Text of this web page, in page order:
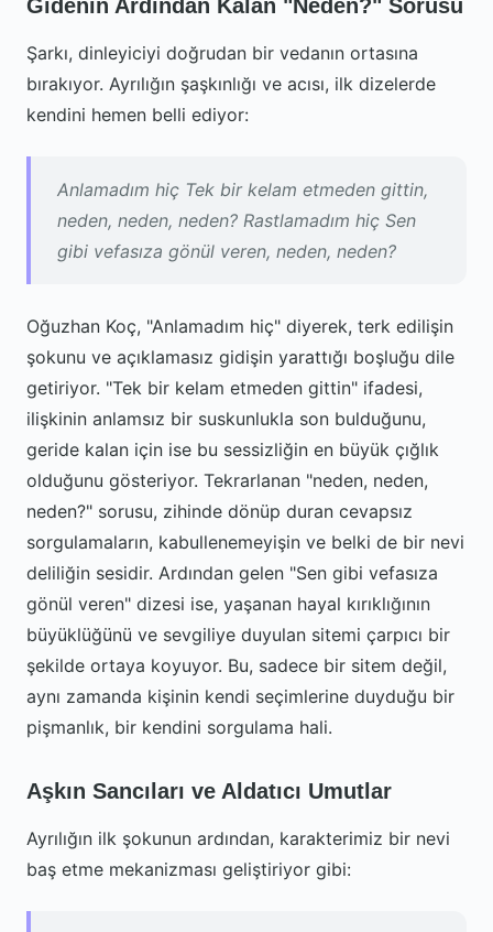
Gidenin Ardından Kalan "Neden?" Sorusu
Şarkı, dinleyiciyi doğrudan bir vedanın ortasına
bırakıyor. Ayrılığın şaşkınlığı ve acısı, ilk dizelerde
kendini hemen belli ediyor:
Anlamadım hiç Tek bir kelam etmeden gittin,
neden, neden, neden? Rastlamadım hiç Sen
gibi vefasıza gönül veren, neden, neden?
Oğuzhan Koç, "Anlamadım hiç" diyerek, terk edilişin
şokunu ve açıklamasız gidişin yarattığı boşluğu dile
getiriyor. "Tek bir kelam etmeden gittin" ifadesi,
ilişkinin anlamsız bir suskunlukla son bulduğunu,
geride kalan için ise bu sessizliğin en büyük çığlık
olduğunu gösteriyor. Tekrarlanan "neden, neden,
neden?" sorusu, zihinde dönüp duran cevapsız
sorgulamaların, kabullenemeyişin ve belki de bir nevi
deliliğin sesidir. Ardından gelen "Sen gibi vefasıza
gönül veren" dizesi ise, yaşanan hayal kırıklığının
büyüklüğünü ve sevgiliye duyulan sitemi çarpıcı bir
şekilde ortaya koyuyor. Bu, sadece bir sitem değil,
aynı zamanda kişinin kendi seçimlerine duyduğu bir
pişmanlık, bir kendini sorgulama hali.
Aşkın Sancıları ve Aldatıcı Umutlar
Ayrılığın ilk şokunun ardından, karakterimiz bir nevi
baş etme mekanizması geliştiriyor gibi: